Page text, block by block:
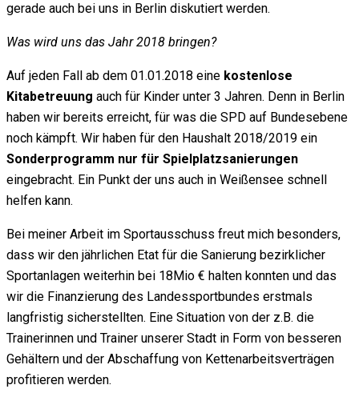
gerade auch bei uns in Berlin diskutiert werden.
Was wird uns das Jahr 2018 bringen?
Auf jeden Fall ab dem 01.01.2018 eine kostenlose
Kitabetreuung auch für Kinder unter 3 Jahren. Denn in Berlin
haben wir bereits erreicht, für was die SPD auf Bundesebene
noch kämpft. Wir haben für den Haushalt 2018/2019 ein
Sonderprogramm nur für Spielplatzsanierungen
eingebracht. Ein Punkt der uns auch in Weißensee schnell
helfen kann.
Bei meiner Arbeit im Sportausschuss freut mich besonders,
dass wir den jährlichen Etat für die Sanierung bezirklicher
Sportanlagen weiterhin bei 18Mio € halten konnten und das
wir die Finanzierung des Landessportbundes erstmals
langfristig sicherstellten. Eine Situation von der z.B. die
Trainerinnen und Trainer unserer Stadt in Form von besseren
Gehältern und der Abschaffung von Kettenarbeitsverträgen
profitieren werden.